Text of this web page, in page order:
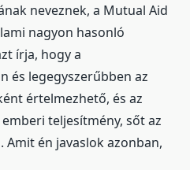
neveznek, a Mutual Aid
nagyon hasonló
írja, hogy a
és legegyszerűbben az
értelmezhető, és az
teljesítmény, sőt az
Amit én javaslok azonban,